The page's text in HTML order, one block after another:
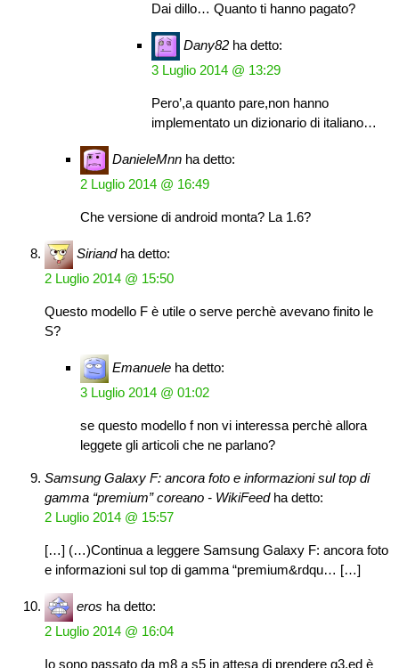
Dai dillo… Quanto ti hanno pagato?
Dany82 ha detto:
3 Luglio 2014 @ 13:29
Pero’,a quanto pare,non hanno
implementato un dizionario di italiano…
DanieleMnn ha detto:
2 Luglio 2014 @ 16:49
Che versione di android monta? La 1.6?
Siriand ha detto:
2 Luglio 2014 @ 15:50
Questo modello F è utile o serve perchè avevano finito le
S?
Emanuele ha detto:
3 Luglio 2014 @ 01:02
se questo modello f non vi interessa perchè allora
leggete gli articoli che ne parlano?
Samsung Galaxy F: ancora foto e informazioni sul top di
gamma “premium” coreano - WikiFeed ha detto:
2 Luglio 2014 @ 15:57
[…] (…)Continua a leggere Samsung Galaxy F: ancora foto
e informazioni sul top di gamma “premium&rdqu… […]
eros ha detto:
2 Luglio 2014 @ 16:04
Io sono passato da m8 a s5 in attesa di prendere g3,ed è